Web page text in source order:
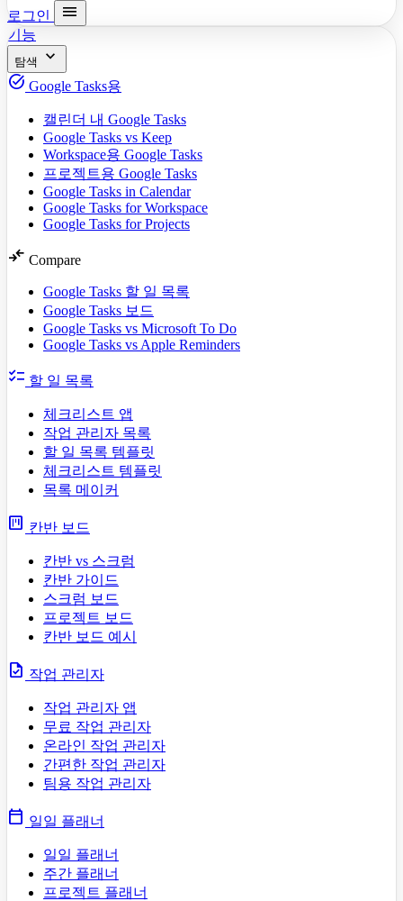
로그인
menu
기능
탐색
expand_more
task_alt Google Tasks용
캘린더 내 Google Tasks
Google Tasks vs Keep
Workspace용 Google Tasks
프로젝트용 Google Tasks
Google Tasks in Calendar
Google Tasks for Workspace
Google Tasks for Projects
compare_arrows Compare
Google Tasks 할 일 목록
Google Tasks 보드
Google Tasks vs Microsoft To Do
Google Tasks vs Apple Reminders
checklist 할 일 목록
체크리스트 앱
작업 관리자 목록
할 일 목록 템플릿
체크리스트 템플릿
목록 메이커
view_kanban 칸반 보드
칸반 vs 스크럼
칸반 가이드
스크럼 보드
프로젝트 보드
칸반 보드 예시
task 작업 관리자
작업 관리자 앱
무료 작업 관리자
온라인 작업 관리자
간편한 작업 관리자
팀용 작업 관리자
calendar_today 일일 플래너
일일 플래너
주간 플래너
프로젝트 플래너